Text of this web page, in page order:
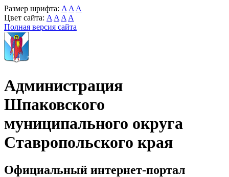
Размер шрифта: A A A
Цвет сайта: A A A A
Полная версия сайта
Администрация
Шпаковского
муниципального округа
Ставропольского края
Официальный интернет-портал